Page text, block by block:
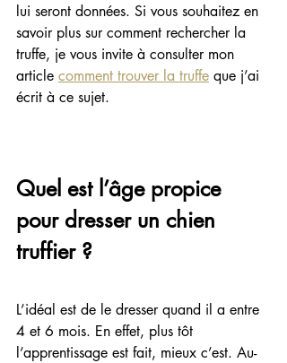
lui seront données. Si vous souhaitez en
savoir plus sur comment rechercher la
truffe, je vous invite à consulter mon
article comment trouver la truffe que j’ai
écrit à ce sujet.
Quel est l’âge propice
pour dresser un chien
truffier ?
L’idéal est de le dresser quand il a entre
4 et 6 mois. En effet, plus tôt
l’apprentissage est fait, mieux c’est. Au-